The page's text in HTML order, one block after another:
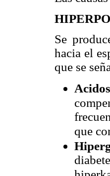
Se
hacia el
que se
que